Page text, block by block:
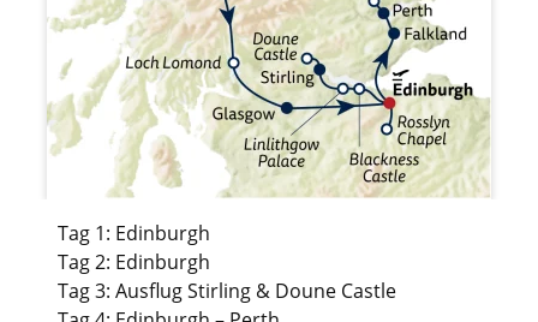
Tag 1: Edinburgh
Tag 2: Edinburgh
Tag 3: Ausflug Stirling & Doune Castle